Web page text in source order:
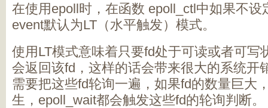
在使用epoll时，在函数 epoll_ctl中如果不设
event默认为LT（水平触发）模式。
使用LT模式意味着只要fd处于可读或者可写
会返回该fd，这样的话会带来很大的系统开
需要把这些fd轮询一遍，如果fd的数量巨大
生，epoll_wait都会触发这些fd的轮询判断。